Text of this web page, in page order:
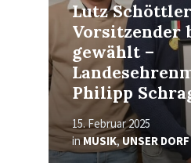
Lutz
Vorsitzender
gewählt –
Philipp
15. Februar 2025
inMUSIK,UNSER DORF